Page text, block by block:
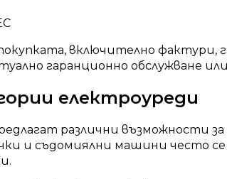
включително фактури,
гаранционно обслужване
електроуреди
различни възможности
и съдомиялни машини често